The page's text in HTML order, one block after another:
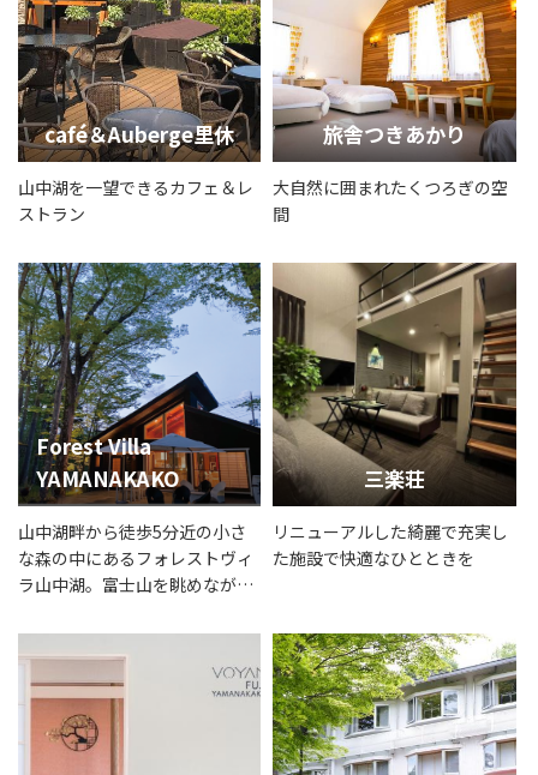
café＆Auberge里休
山中湖を一望できるカフェ＆レ
ストラン
旅舎つきあかり
大自然に囲まれたくつろぎの空
間
Forest Villa
YAMANAKAKO
山中湖畔から徒歩5分近の小さ
な森の中にあるフォレストヴィ
ラ山中湖。富士山を眺めなが
ごしいただけます。
三楽荘
リニューアルした綺麗で充実し
た施設で快適なひとときを